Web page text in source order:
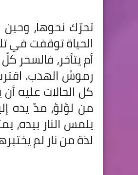
تحرّك نحوها،
الحياة توقفت في
أم يتأخر، فالسحر
رموش الهدب.
كل الحالات عليه
من لؤلؤ، مدّ يده
يلمس النار بيده،
لذة من نار لم